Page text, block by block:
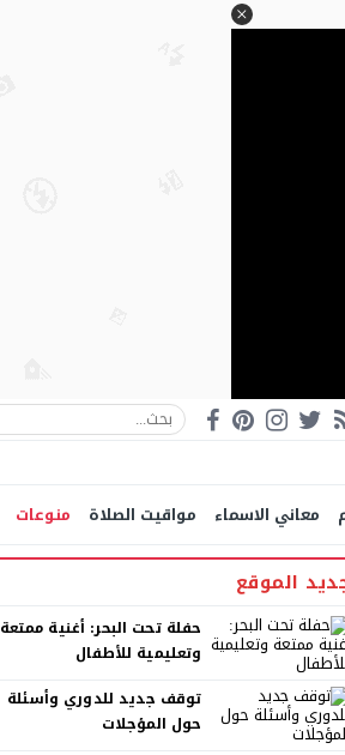
معاني الاسماء مواقيت الصلاة
منوعات
الموقع
حفلة تحت البحر: أغنية ممتعة
وتعليمية للأطفال
توقف جديد للدوري وأسئلة
حول المؤجلات